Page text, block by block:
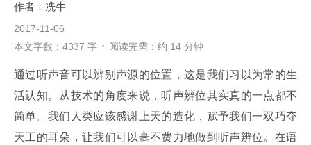
冼牛
2017-11-06
本文字数：4337 字
阅读完需：约 14 分钟
通过听声音可以辨别声源的位置，这是我们习以为常的生
活认知。从技术的角度来说，听声辨位其实真的一点都不
简单。我们人类应该感谢上天的造化，赋予我们一双巧夺
天工的耳朵，让我们可以毫不费力地做到听声辨位。在语